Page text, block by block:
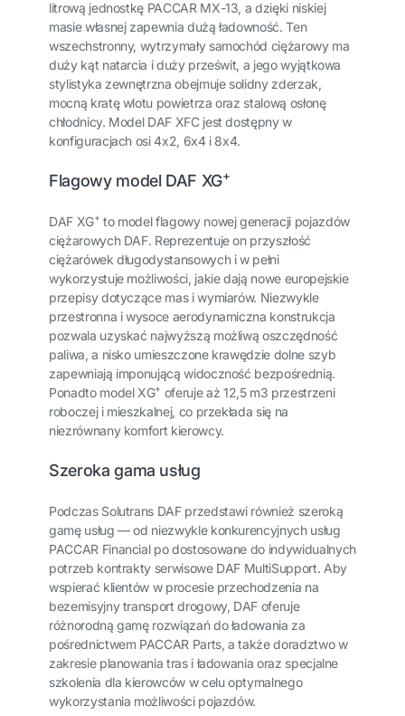
litrową jednostkę PACCAR MX-13, a dzięki niskiej
masie własnej zapewnia dużą ładowność. Ten
wszechstronny, wytrzymały samochód ciężarowy ma
duży kąt natarcia i duży prześwit, a jego wyjątkowa
stylistyka zewnętrzna obejmuje solidny zderzak,
mocną kratę wlotu powietrza oraz stalową osłonę
chłodnicy. Model DAF XFC jest dostępny w
konfiguracjach osi 4x2, 6x4 i 8x4.
Flagowy model DAF XG+
DAF XG+ to model flagowy nowej generacji pojazdów
ciężarowych DAF. Reprezentuje on przyszłość
ciężarówek długodystansowych i w pełni
wykorzystuje możliwości, jakie dają nowe europejskie
przepisy dotyczące mas i wymiarów. Niezwykle
przestronna i wysoce aerodynamiczna konstrukcja
pozwala uzyskać najwyższą możliwą oszczędność
paliwa, a nisko umieszczone krawędzie dolne szyb
zapewniają imponującą widoczność bezpośrednią.
Ponadto model XG+ oferuje aż 12,5 m3 przestrzeni
roboczej i mieszkalnej, co przekłada się na
niezrównany komfort kierowcy.
Szeroka gama usług
Podczas Solutrans DAF przedstawi również szeroką
gamę usług — od niezwykle konkurencyjnych usług
PACCAR Financial po dostosowane do indywidualnych
potrzeb kontrakty serwisowe DAF MultiSupport. Aby
wspierać klientów w procesie przechodzenia na
bezemisyjny transport drogowy, DAF oferuje
różnorodną gamę rozwiązań do ładowania za
pośrednictwem PACCAR Parts, a także doradztwo w
zakresie planowania tras i ładowania oraz specjalne
szkolenia dla kierowców w celu optymalnego
wykorzystania możliwości pojazdów.